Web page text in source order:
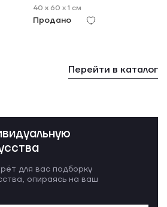
40 x 60 x 1 см
Продано
Перейти в каталог
для вас подборку
опираясь на ваш